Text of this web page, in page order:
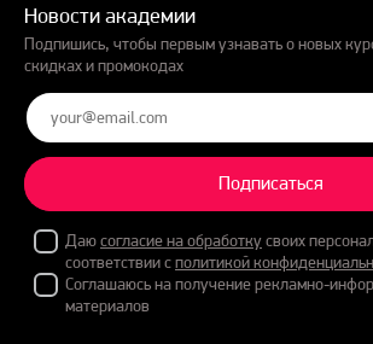
Новости академии
Подпишись, чтобы первым узнавать о новых
скидках и промокодах
Подписаться
Даюсогласие на обработкусвоих
соответствии сполитикой
Соглашаюсь на получение рекламно-
материалов